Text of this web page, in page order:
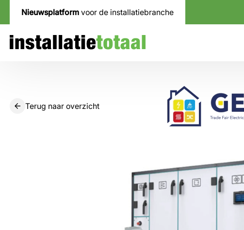
Nieuwsplatform voor de installatiebranche
Terug naar overzicht